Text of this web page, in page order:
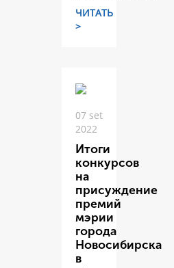
ЧИТАТЬ
>
07 set
2022
Итоги
конкурсов
на
присуждение
премий
мэрии
города
Новосибирска
в